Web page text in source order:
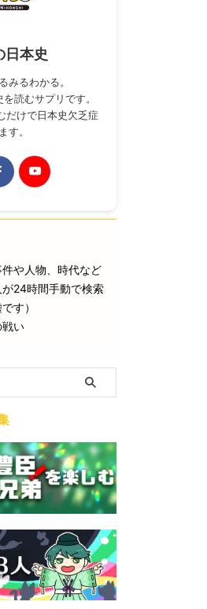
日本史
みるわかる。
読むサプリです。
だけで日本史欠乏症
す。
や人物、時代など
24時間手動で検索
す）
い